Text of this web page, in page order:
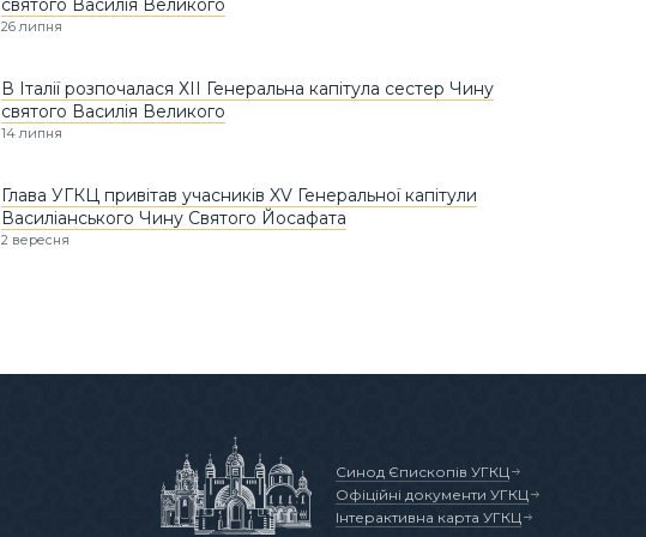
святого Василія Великого
26 липня
В Італії розпочалася ХІІ Генеральна капітула сестер Чину
святого Василія Великого
14 липня
Глава УГКЦ привітав учасників XV Генеральної капітули
Василіанського Чину Святого Йосафата
2 вересня
Синод Єпископів УГКЦ
Офіційні документи УГКЦ
Інтерактивна карта УГКЦ